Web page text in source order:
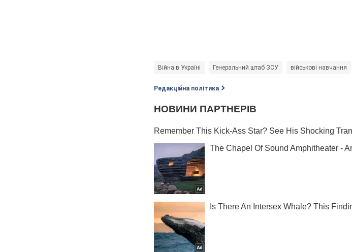
Війна в Україні Генеральний штаб ЗСУ військові навчання
Редакційна політика